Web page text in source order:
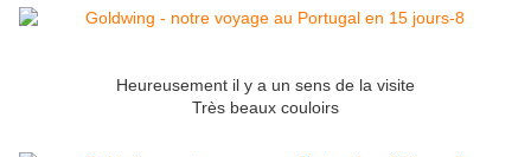
Heureusement il y a un sens de la visite
Très beaux couloirs